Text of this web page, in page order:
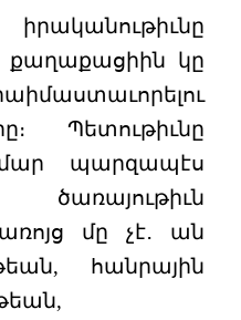
քաղաքացիին կը
Պետութիւնը
պարզապէս
մը չէ․ ան
հանրային